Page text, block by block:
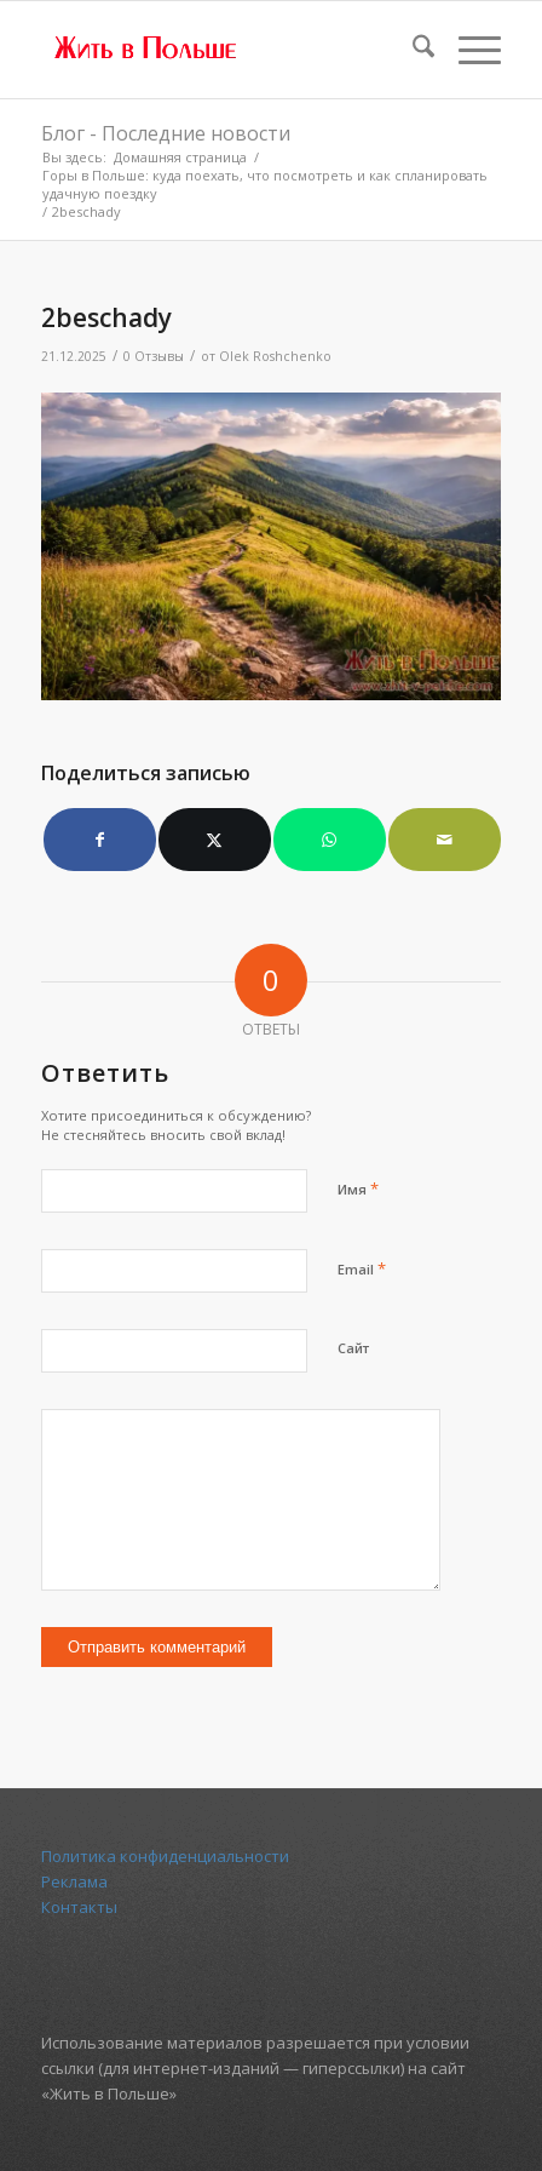
Блог - Последние новости
Вы здесь: Домашняя страница /
Горы в Польше: куда поехать, что посмотреть и как спланировать
удачную поездку
/ 2beschady
2beschady
21.12.2025 / 0 Отзывы / от Olek Roshchenko
Поделиться записью
0
ОТВЕТЫ
Ответить
Хотите присоединиться к обсуждению?
Не стесняйтесь вносить свой вклад!
Имя *
Email *
Сайт
Политика конфиденциальности
Реклама
Контакты
Использование материалов разрешается при условии
ссылки (для интернет-изданий — гиперссылки) на сайт
«Жить в Польше»